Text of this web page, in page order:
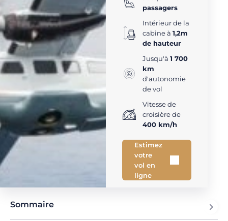
passagers
Intérieur de la
cabine à 1,2m
de hauteur
Jusqu'à 1 700
km
d'autonomie
de vol
Vitesse de
croisière de
400 km/h
Estimez
votre
vol en
ligne
Sommaire